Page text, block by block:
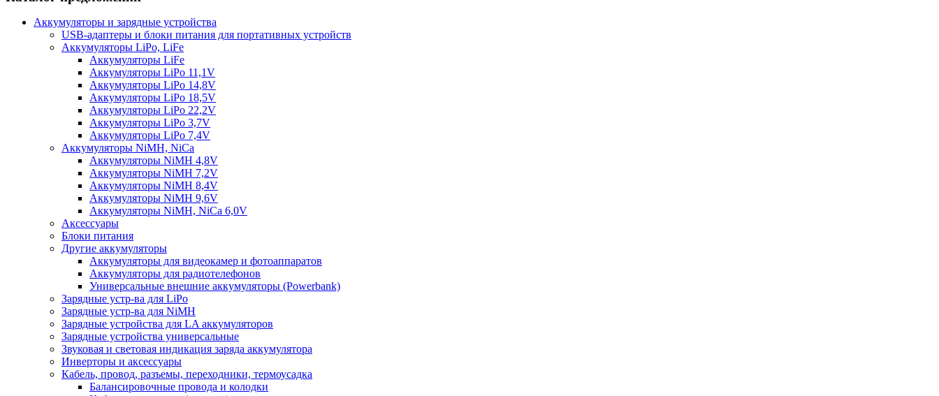
Аккумуляторы и зарядные устройства
USB-адаптеры и блоки питания для портативных устройств
Аккумуляторы LiPo, LiFe
Аккумуляторы LiFe
Аккумуляторы LiPo 11,1V
Аккумуляторы LiPo 14,8V
Аккумуляторы LiPo 18,5V
Аккумуляторы LiPo 22,2V
Аккумуляторы LiPo 3,7V
Аккумуляторы LiPo 7,4V
Аккумуляторы NiMH, NiCa
Аккумуляторы NiMH 4,8V
Аккумуляторы NiMH 7,2V
Аккумуляторы NiMH 8,4V
Аккумуляторы NiMH 9,6V
Аккумуляторы NiMH, NiCa 6,0V
Аксессуары
Блоки питания
Другие аккумуляторы
Аккумуляторы для видеокамер и фотоаппаратов
Аккумуляторы для радиотелефонов
Универсальные внешние аккумуляторы (Powerbank)
Зарядные устр-ва для LiPo
Зарядные устр-ва для NiMH
Зарядные устройства для LA аккумуляторов
Зарядные устройства универсальные
Звуковая и световая индикация заряда аккумулятора
Инверторы и аксессуары
Кабель, провод, разъемы, переходники, термоусадка
Балансировочные провода и колодки